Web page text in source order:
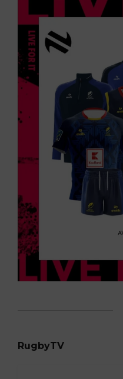
RugbyTV